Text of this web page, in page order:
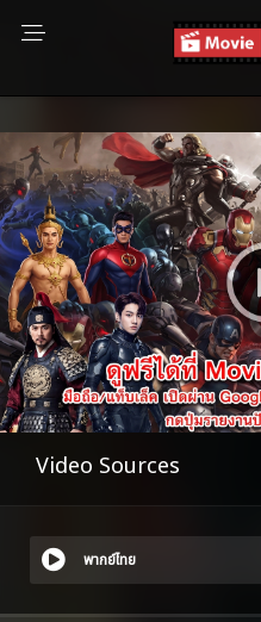
Video Sources
พากย์ไทย